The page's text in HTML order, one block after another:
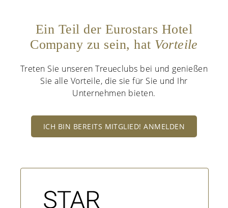
Ein Teil der Eurostars Hotel
Company zu sein, hat Vorteile
Treten Sie unseren Treueclubs bei und genießen
Sie alle Vorteile, die sie für Sie und Ihr
Unternehmen bieten.
ICH BIN BEREITS MITGLIED! ANMELDEN